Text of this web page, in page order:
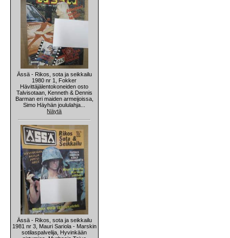
Ässä - Rikos, sota ja seikkailu
1980 nr 1, Fokker
Hävittäjälentokoneiden osto
Talvisotaan, Kenneth & Dennis
Barman eri maiden armeijoissa,
Simo Häyhän joululahja...
Näytä
Ässä - Rikos, sota ja seikkailu
1981 nr 3, Mauri Sariola - Marskin
sotilaspalvelija, Hyvinkään